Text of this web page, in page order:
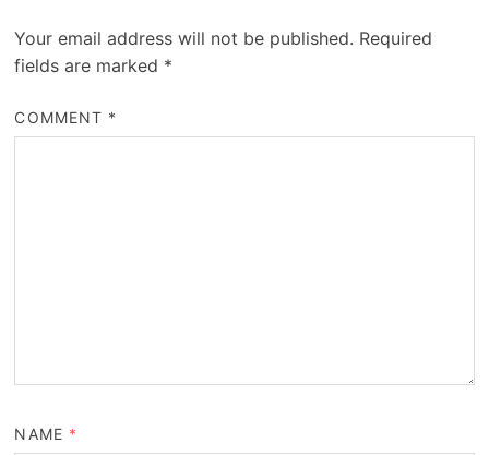
Your email address will not be published. Required
fields are marked *
COMMENT *
NAME *